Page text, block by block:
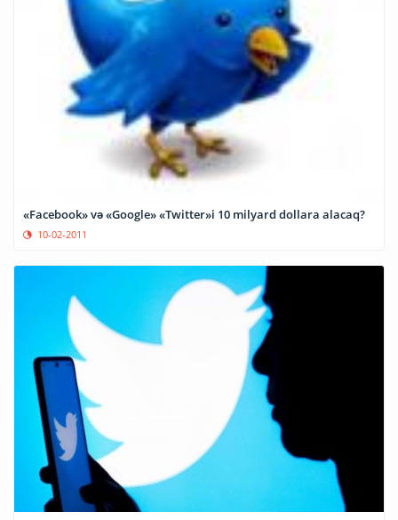
«Facebook» və «Google» «Twitter»i 10 milyard dollara alacaq?
10-02-2011